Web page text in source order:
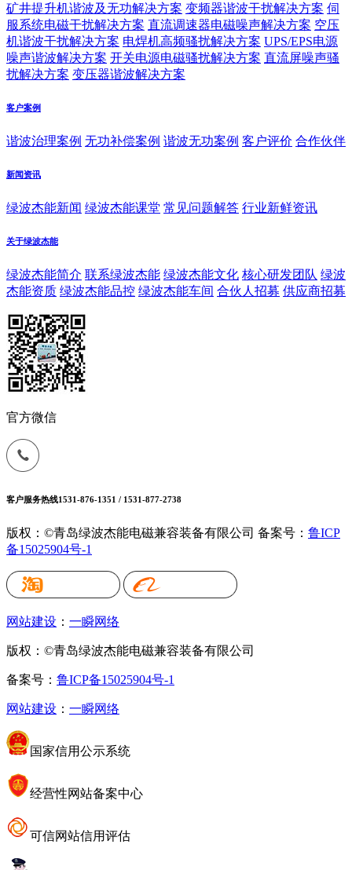
矿井提升机谐波及无功解决方案 变频器谐波干扰解决方案 伺
服系统电磁干扰解决方案 直流调速器电磁噪声解决方案 空压
机谐波干扰解决方案 电焊机高频骚扰解决方案 UPS/EPS电源
噪声谐波解决方案 开关电源电磁骚扰解决方案 直流屏噪声骚
扰解决方案 变压器谐波解决方案
客户案例
谐波治理案例 无功补偿案例 谐波无功案例 客户评价 合作伙伴
新闻资讯
绿波杰能新闻 绿波杰能课堂 常见问题解答 行业新鲜资讯
关于绿波杰能
绿波杰能简介 联系绿波杰能 绿波杰能文化 核心研发团队 绿波
杰能资质 绿波杰能品控 绿波杰能车间 合伙人招募 供应商招募
官方微信
客户服务热线1531-876-1351 / 1531-877-2738
版权：©青岛绿波杰能电磁兼容装备有限公司 备案号： 鲁ICP
备15025904号-1
网站建设 ： 一瞬网络
版权：©青岛绿波杰能电磁兼容装备有限公司
备案号： 鲁ICP备15025904号-1
网站建设 ： 一瞬网络
国家信用公示系统
经营性网站备案中心
可信网站信用评估